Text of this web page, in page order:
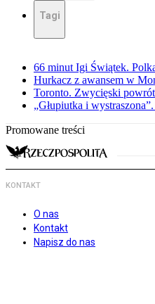
Tagi
66 minut Igi Świątek.
Hurkacz z awansem w
Toronto. Zwycięski
„Głupiutka i
Promowane treści
KONTAKT
O nas
Kontakt
Napisz do nas